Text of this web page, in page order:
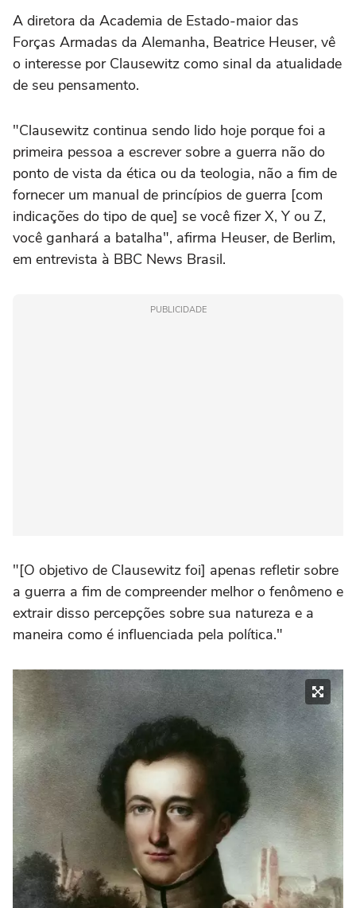
A diretora da Academia de Estado-maior das
Forças Armadas da Alemanha, Beatrice Heuser, vê
o interesse por Clausewitz como sinal da atualidade
de seu pensamento.
"Clausewitz continua sendo lido hoje porque foi a
primeira pessoa a escrever sobre a guerra não do
ponto de vista da ética ou da teologia, não a fim de
fornecer um manual de princípios de guerra [com
indicações do tipo de que] se você fizer X, Y ou Z,
você ganhará a batalha", afirma Heuser, de Berlim,
em entrevista à BBC News Brasil.
PUBLICIDADE
"[O objetivo de Clausewitz foi] apenas refletir sobre
a guerra a fim de compreender melhor o fenômeno e
extrair disso percepções sobre sua natureza e a
maneira como é influenciada pela política."